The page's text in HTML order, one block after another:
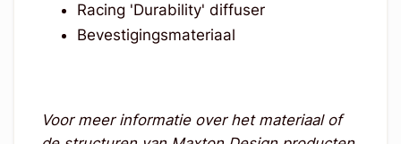
Racing 'Durability' diffuser
Bevestigingsmateriaal
Voor meer informatie over het materiaal of